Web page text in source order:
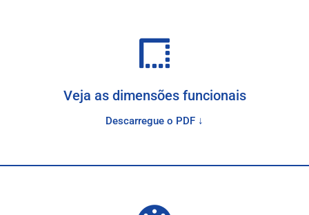
Veja as dimensões funcionais
Descarregue o PDF ↓